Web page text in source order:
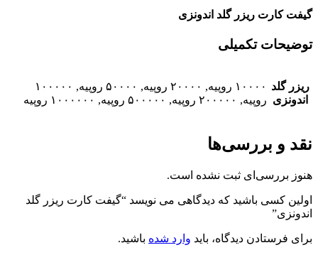
گیفت کارت ریزر گلد اندونزی
توضیحات تکمیلی
ریزر گلد
اندونزی
۱۰۰۰۰ روپیه, ۲۰۰۰۰ روپیه, ۵۰۰۰۰ روپیه, ۱۰۰۰۰۰
روپیه, ۲۰۰۰۰۰ روپیه, ۵۰۰۰۰۰ روپیه, ۱۰۰۰۰۰۰ روپیه
نقد و بررسی‌ها
هنوز بررسی‌ای ثبت نشده است.
اولین کسی باشید که دیدگاهی می نویسد “گیفت کارت ریزر گلد
اندونزی”
برای فرستادن دیدگاه، باید وارد شده باشید.